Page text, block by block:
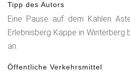
Tipp des Autors
Eine Pause auf dem Kahlen
Erlebnisberg Kappe in Winterberg
an.
Öffentliche Verkehrsmittel